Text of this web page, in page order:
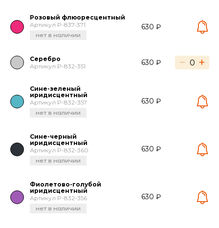
Розовый флюоресцентный
Артикул P-837-371
нет в наличии
630 ₽
Серебро
Артикул P-832-351
630 ₽ − +
Сине-зеленый
иридисцентный
Артикул P-832-357
нет в наличии
630 ₽
Сине-черный
иридисцентный
Артикул P-832-360
нет в наличии
630 ₽
Фиолетово-голубой
иридисцентный
Артикул P-832-356
нет в наличии
630 ₽